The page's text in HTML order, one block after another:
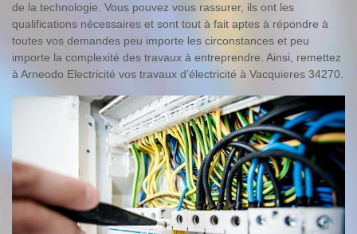
de la technologie. Vous pouvez vous rassurer, ils ont les
qualifications nécessaires et sont tout à fait aptes à répondre à
toutes vos demandes peu importe les circonstances et peu
importe la complexité des travaux à entreprendre. Ainsi, remettez
à Arneodo Electricité vos travaux d’électricité à Vacquieres 34270.